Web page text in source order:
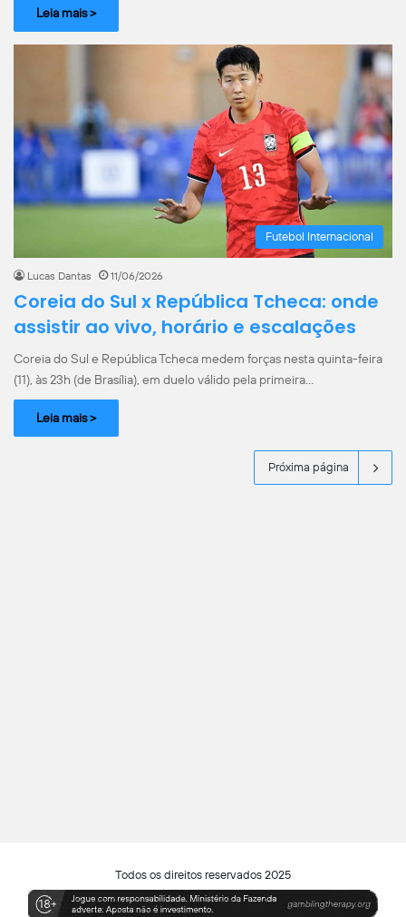
Leia mais >
Futebol Internacional
Lucas Dantas 11/06/2026
Coreia do Sul x República Tcheca: onde
assistir ao vivo, horário e escalações
Coreia do Sul e República Tcheca medem forças nesta quinta-feira
(11), às 23h (de Brasília), em duelo válido pela primeira…
Leia mais >
Próxima página
Todos os direitos reservados 2025